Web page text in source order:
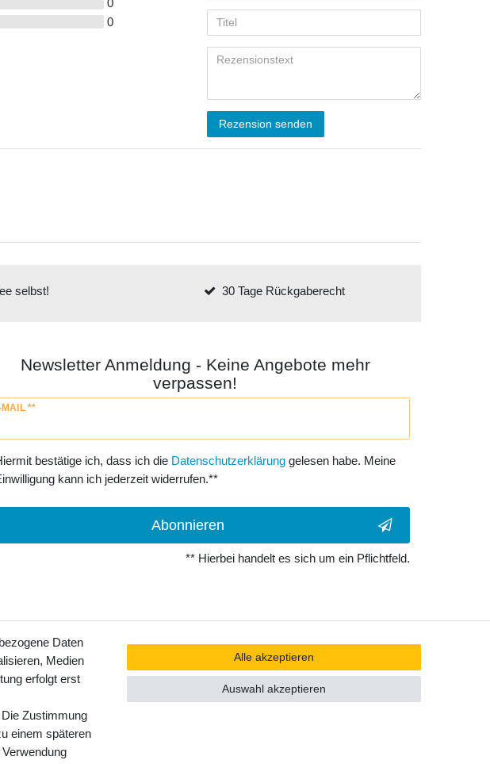
0
Rezension senden
selbst! 30 Tage Rückgaberecht
Newsletter Anmeldung - Keine Angebote mehr
verpassen!
MAIL **
bestätige ich, dass ich die Daten­schutz­erklärunggelesen habe. Meine
kann ich jederzeit widerrufen.**
Abonnieren
** Hierbei handelt es sich um ein Pflichtfeld.
Daten
Medien
erfolgt erst
Zustimmung
einem späteren
Alle akzeptieren
Auswahl akzeptieren